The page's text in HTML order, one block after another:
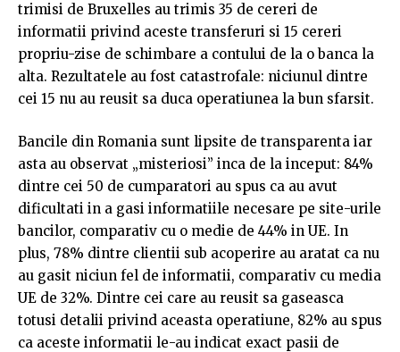
trimisi de Bruxelles au trimis 35 de cereri de
informatii privind aceste transferuri si 15 cereri
propriu-zise de schimbare a contului de la o banca la
alta. Rezultatele au fost catastrofale: niciunul dintre
cei 15 nu au reusit sa duca operatiunea la bun sfarsit.
Bancile din Romania sunt lipsite de transparenta iar
asta au observat „misteriosi” inca de la inceput: 84%
dintre cei 50 de cumparatori au spus ca au avut
dificultati in a gasi informatiile necesare pe site-urile
bancilor, comparativ cu o medie de 44% in UE. In
plus, 78% dintre clientii sub acoperire au aratat ca nu
au gasit niciun fel de informatii, comparativ cu media
UE de 32%. Dintre cei care au reusit sa gaseasca
totusi detalii privind aceasta operatiune, 82% au spus
ca aceste informatii le-au indicat exact pasii de